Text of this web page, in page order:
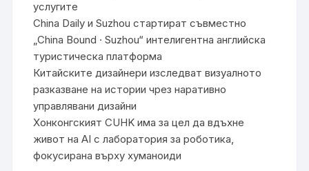
услугите
China Daily и Suzhou стартират съвместно
„China Bound · Suzhou“ интелигентна английска
туристическа платформа
Китайските дизайнери изследват визуалното
разказване на истории чрез наративно
управлявани дизайни
Хонконгският CUHK има за цел да вдъхне
живот на AI с лаборатория за роботика,
фокусирана върху хуманоиди